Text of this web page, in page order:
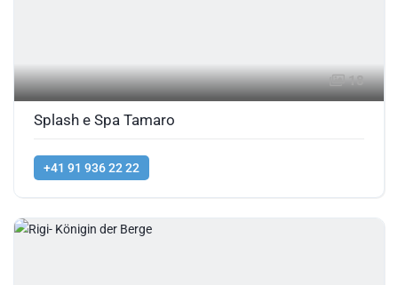
18
Splash e Spa Tamaro
+41 91 936 22 22